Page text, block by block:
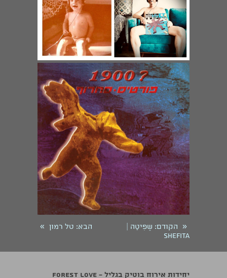
« הקודם: שֶפִיטַה |
Shefita
הבא: טל רמון »
יחידות אירוח בוטיק בגליל - Forest Love